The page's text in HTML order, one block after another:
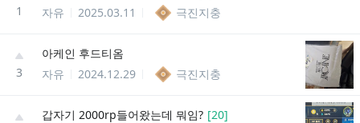
1
자유
2025.03.11 극진지충
3
아케인 후드티옴
자유
2024.12.29 극진지충
갑자기 2000rp들어왔는데 뭐임? [20]